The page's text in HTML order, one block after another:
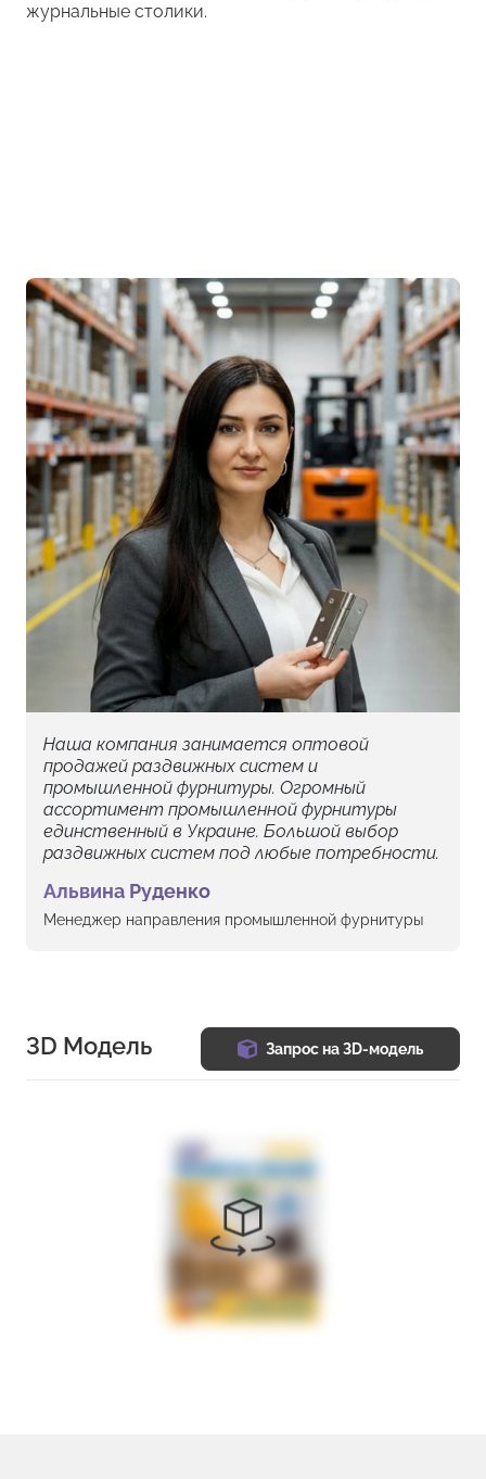
журнальные столики.
Наша компания занимается оптовой
продажей раздвижных систем и
промышленной фурнитуры. Огромный
ассортимент промышленной фурнитуры
единственный в Украине. Большой выбор
раздвижных систем под любые потребности.
Альвина Руденко
Менеджер направления промышленной фурнитуры
3D Модель Запрос на 3D-модель